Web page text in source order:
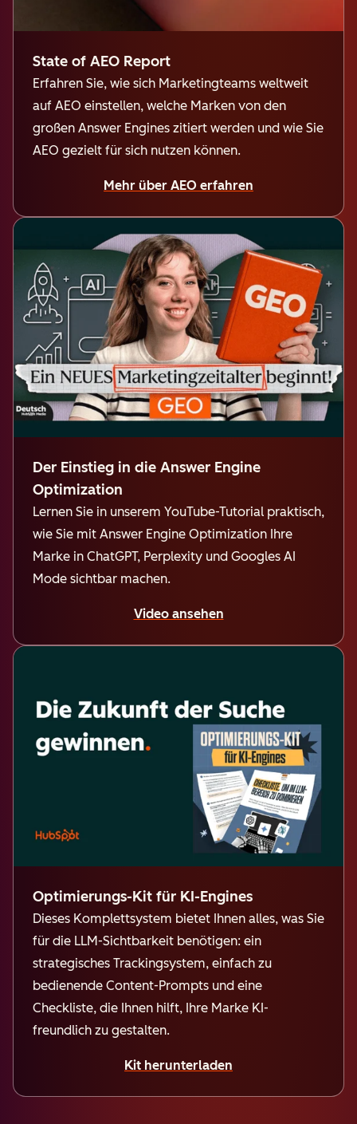
State of AEO Report
Erfahren Sie, wie sich Marketingteams weltweit
auf AEO einstellen, welche Marken von den
großen Answer Engines zitiert werden und wie Sie
AEO gezielt für sich nutzen können.
Mehr über AEO erfahren
Der Einstieg in die Answer Engine
Optimization
Lernen Sie in unserem YouTube-Tutorial praktisch,
wie Sie mit Answer Engine Optimization Ihre
Marke in ChatGPT, Perplexity und Googles AI
Mode sichtbar machen.
Video ansehen
Optimierungs-Kit für KI-Engines
Dieses Komplettsystem bietet Ihnen alles, was Sie
für die LLM-Sichtbarkeit benötigen: ein
strategisches Trackingsystem, einfach zu
bedienende Content-Prompts und eine
Checkliste, die Ihnen hilft, Ihre Marke KI-
freundlich zu gestalten.
Kit herunterladen